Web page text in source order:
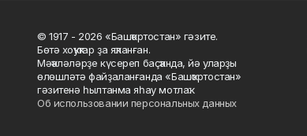
© 1917 - 2026 «Башҡортостан» гәзите.
Бөтә хоҡуҡтар ҙа яҡланған.
Мәҡәләләрҙе күсереп баҫҡанда, йә уларҙы
өлөшләтә файҙаланғанда «Башҡортостан»
гәзитенә һылтанма яһау мотлаҡ.
Об использовании персональных данных